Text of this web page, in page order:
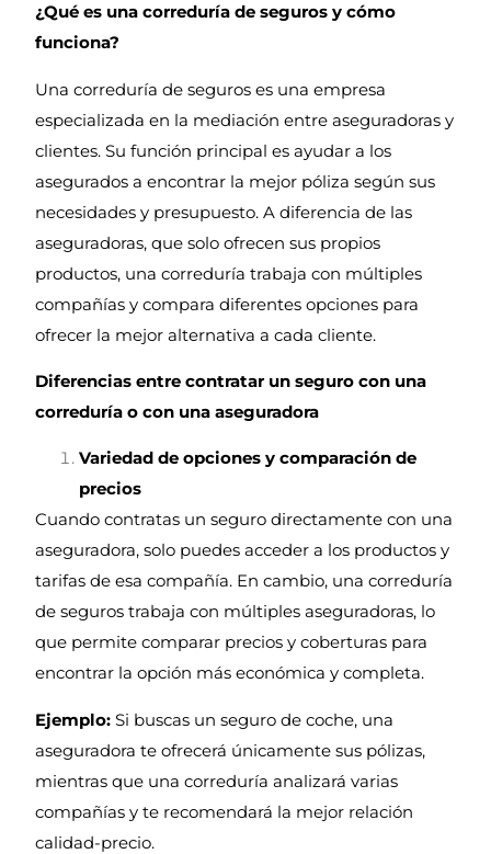
¿Qué es una correduría de seguros y cómo
funciona?
Una correduría de seguros es una empresa
especializada en la mediación entre aseguradoras y
clientes. Su función principal es ayudar a los
asegurados a encontrar la mejor póliza según sus
necesidades y presupuesto. A diferencia de las
aseguradoras, que solo ofrecen sus propios
productos, una correduría trabaja con múltiples
compañías y compara diferentes opciones para
ofrecer la mejor alternativa a cada cliente.
Diferencias entre contratar un seguro con una
correduría o con una aseguradora
Variedad de opciones y comparación de
precios
Cuando contratas un seguro directamente con una
aseguradora, solo puedes acceder a los productos y
tarifas de esa compañía. En cambio, una correduría
de seguros trabaja con múltiples aseguradoras, lo
que permite comparar precios y coberturas para
encontrar la opción más económica y completa.
Ejemplo: Si buscas un seguro de coche, una
aseguradora te ofrecerá únicamente sus pólizas,
mientras que una correduría analizará varias
compañías y te recomendará la mejor relación
calidad-precio.